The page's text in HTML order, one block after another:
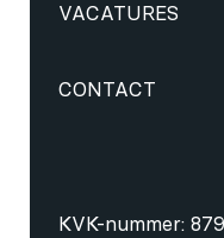
VACATURES
CONTACT
KVK-nummer: